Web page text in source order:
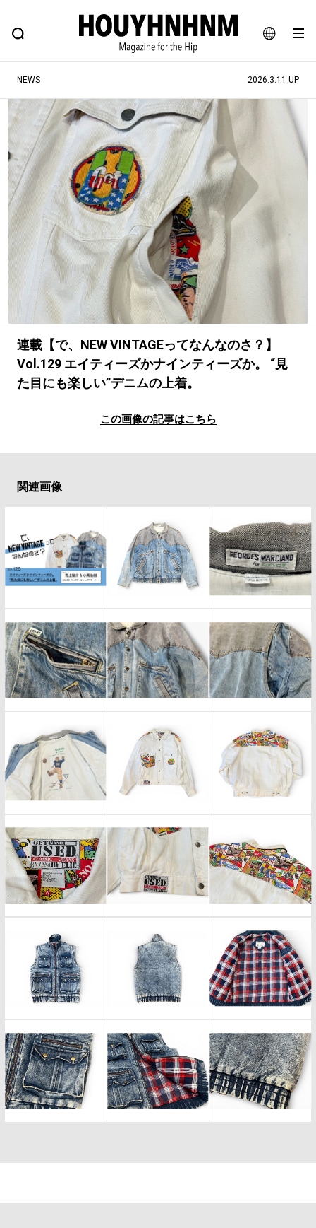
JA
EN
FEATURE BLOG SNAP
ヒップなファッション、カルチャー、ライフスタイルWEBマガジン
#注目のタグ
#SHOPPING ADDICT #憧れの逸品
#ESSENTIAL DESIGNS #古着サミット
#NEW VINTAGE #マイナーグッド図鑑
#路地裏てぃーん。 #MONTHLY JOURNAL
#GH 銘品の所以 #フイナムのYouTube
#Commune H #FOCUS IT #AH.H
#ととけん #FASHION #MUSIC
#LIFESTYLE #SNEAKER #OUTDOOR
#SPORTS #HANDSOME HANDBOOK
NEWS 2026.3.11 UP
連載【で、NEW VINTAGEってなんなのさ？】
Vol.129 エイティーズかナインティーズか。 “見
た目にも楽しい”デニムの上着。
この画像の記事はこちら
関連画像